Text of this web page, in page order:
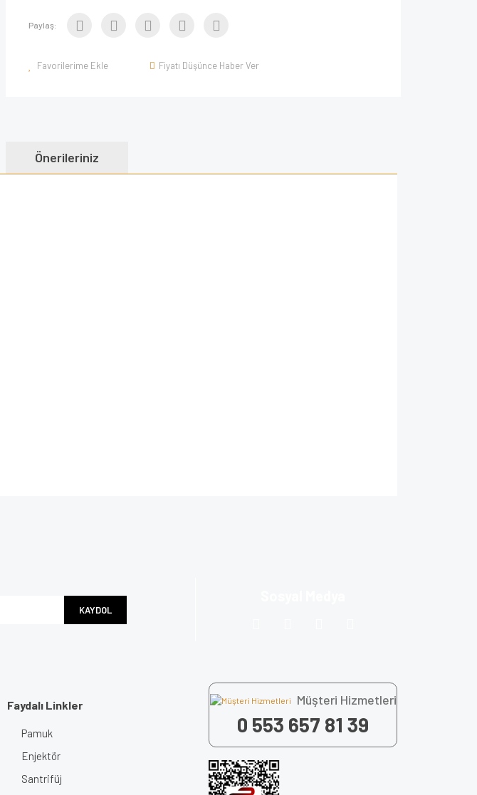
Paylaş:
Fiyatı Düşünce Haber Ver
Önerileriniz
KAYDOL
Faydalı Linkler
Pamuk
Enjektör
Santrifüj
Müşteri Hizmetleri
0 553 657 81 39